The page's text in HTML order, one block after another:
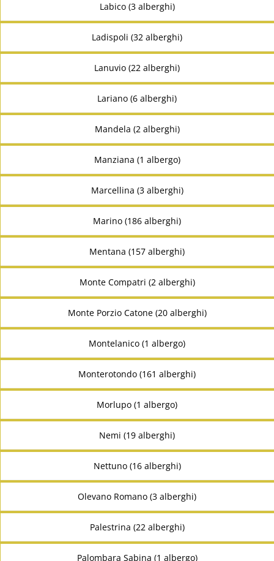
Labico (3 alberghi)
Ladispoli (32 alberghi)
Lanuvio (22 alberghi)
Lariano (6 alberghi)
Mandela (2 alberghi)
Manziana (1 albergo)
Marcellina (3 alberghi)
Marino (186 alberghi)
Mentana (157 alberghi)
Monte Compatri (2 alberghi)
Monte Porzio Catone (20 alberghi)
Montelanico (1 albergo)
Monterotondo (161 alberghi)
Morlupo (1 albergo)
Nemi (19 alberghi)
Nettuno (16 alberghi)
Olevano Romano (3 alberghi)
Palestrina (22 alberghi)
Palombara Sabina (1 albergo)